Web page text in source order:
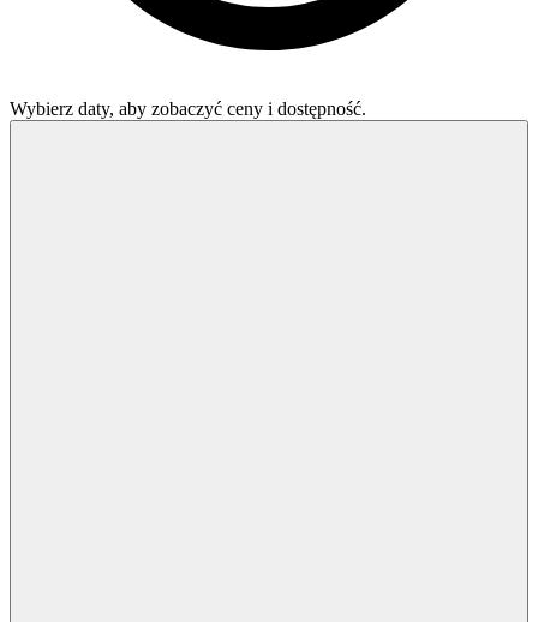
Wybierz daty, aby zobaczyć ceny i dostępność.